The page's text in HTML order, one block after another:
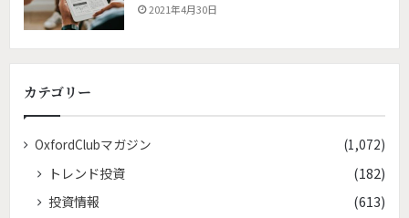
2021年4月30日
カテゴリー
OxfordClubマガジン (1,072)
トレンド投資
(182)
投資情報
(613)